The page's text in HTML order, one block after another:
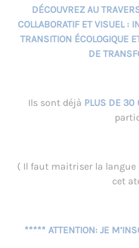
DÉCOUVREZ AU
COLLABORATIF ET VISUEL :
TRANSITION ÉCOLOGIQUE
DE
Ils sont déjà PLUS DE 30
( Il faut maitriser la
cet
***** ATTENTION: JE